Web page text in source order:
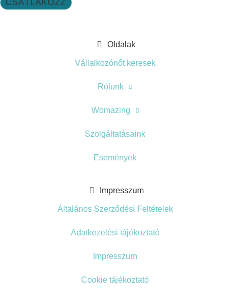
CSATLAKOZZ
Oldalak
Vállalkozónőt keresek
Rólunk
Womazing
Szolgáltatásaink
Események
Impresszum
Általános Szerződési Feltételek
Adatkezelési tájékoztató
Impresszum
Cookie tájékoztató